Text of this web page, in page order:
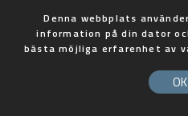
© 2026 SB
Skapad med
Denna webbplats
information på din dator
bästa möjliga erfarenhet av
OK